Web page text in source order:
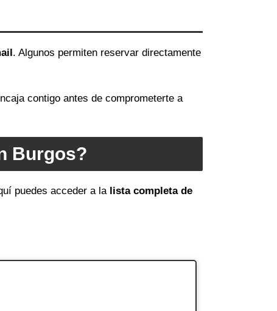
. Algunos permiten reservar directamente
contigo antes de comprometerte a
Burgos?
puedes acceder a la lista completa de